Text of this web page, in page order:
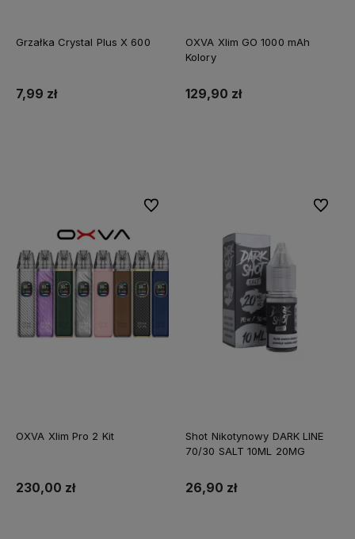
Grzałka Crystal Plus X 600
7,99 zł
OXVA Xlim GO 1000 mAh
Kolory
129,90 zł
OXVA Xlim Pro 2 Kit
230,00 zł
Do ulubionych
Shot Nikotynowy DARK LINE
70/30 SALT 10ML 20MG
26,90 zł
Do